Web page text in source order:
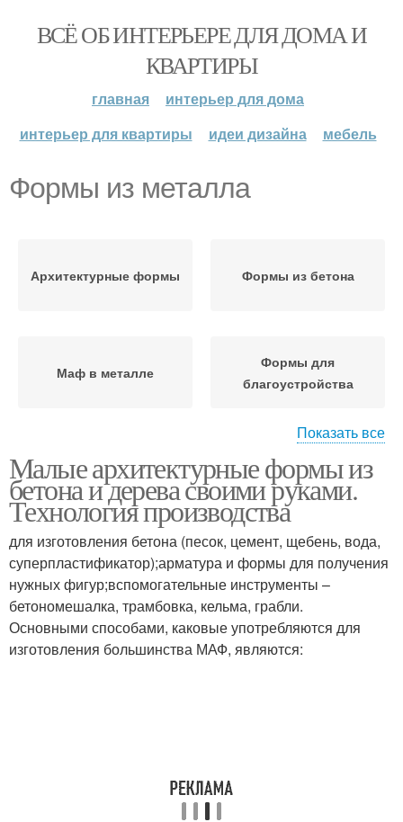
ВСЁ ОБ ИНТЕРЬЕРЕ ДЛЯ ДОМА И
КВАРТИРЫ
главная
интерьер для дома
интерьер для квартиры
идеи дизайна мебель
Формы из металла
Архитектурные формы Формы из бетона
Маф в металле
Формы для
благоустройства
благоустройстве
Садовые формы
Формы для дачи Формы в частном доме
Показать все
Малые архитектурные формы из
бетона и дерева своими руками.
Технология производства
для изготовления бетона (песок, цемент, щебень, вода,
суперпластификатор);арматура и формы для получения
нужных фигур;вспомогательные инструменты –
бетономешалка, трамбовка, кельма, грабли.
Основными способами, каковые употребляются для
изготовления большинства МАФ, являются: